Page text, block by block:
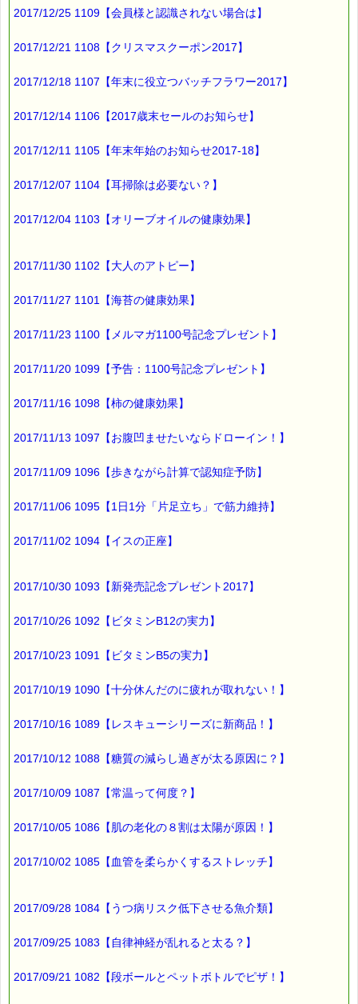
■ｅパスタイム通信 2017.08.17 VOL.1072号
【デジタル（スマホ）認知症】
パソコン、
タブレット
といったデジタル機器を
なることがあるそうなんです (゜O゜;
スマホやパソコンを通して
触れ続けることで
脳がオーバーワークになって
疲弊してしまうそうです。
過労になるのと同じで
脳も限度を超えて酷使すると
過労状態になって、
思考力や判断力が低下する
といった
これをそのままにしておくと
そうならないために、
長時間使用しないこと
が一番ですね (^^)
ところで、
精神面での支援が必要と感じたら、
▼ストレスケアに役立つレスキューシリーズ特集ページ
https://pass-thyme.com/special/rescue_series.asp
▼あなたにぴったりのバッチフラワーが見つかる－選び方ガイド
2017/12/25 1109【会員様と認識されない場合は】
2017/12/21 1108【クリスマスクーポン2017】
2017/12/18 1107【年末に役立つバッチフラワー2017】
2017/12/14 1106【2017歳末セールのお知らせ】
2017/12/11 1105【年末年始のお知らせ2017-18】
2017/12/07 1104【耳掃除は必要ない？】
2017/12/04 1103【オリーブオイルの健康効果】
2017/11/30 1102【大人のアトピー】
2017/11/27 1101【海苔の健康効果】
2017/11/23 1100【メルマガ1100号記念プレゼント】
2017/11/20 1099【予告：1100号記念プレゼント】
2017/11/16 1098【柿の健康効果】
2017/11/13 1097【お腹凹ませたいならドローイン！】
2017/11/09 1096【歩きながら計算で認知症予防】
2017/11/06 1095【1日1分「片足立ち」で筋力維持】
2017/11/02 1094【イスの正座】
2017/10/30 1093【新発売記念プレゼント2017】
2017/10/26 1092【ビタミンB12の実力】
2017/10/23 1091【ビタミンB5の実力】
2017/10/19 1090【十分休んだのに疲れが取れない！】
2017/10/16 1089【レスキューシリーズに新商品！】
2017/10/12 1088【糖質の減らし過ぎが太る原因に？】
2017/10/09 1087【常温って何度？】
2017/10/05 1086【肌の老化の８割は太陽が原因！】
2017/10/02 1085【血管を柔らかくするストレッチ】
2017/09/28 1084【うつ病リスク低下させる魚介類】
2017/09/25 1083【自律神経が乱れると太る？】
2017/09/21 1082【段ボールとペットボトルでピザ！】